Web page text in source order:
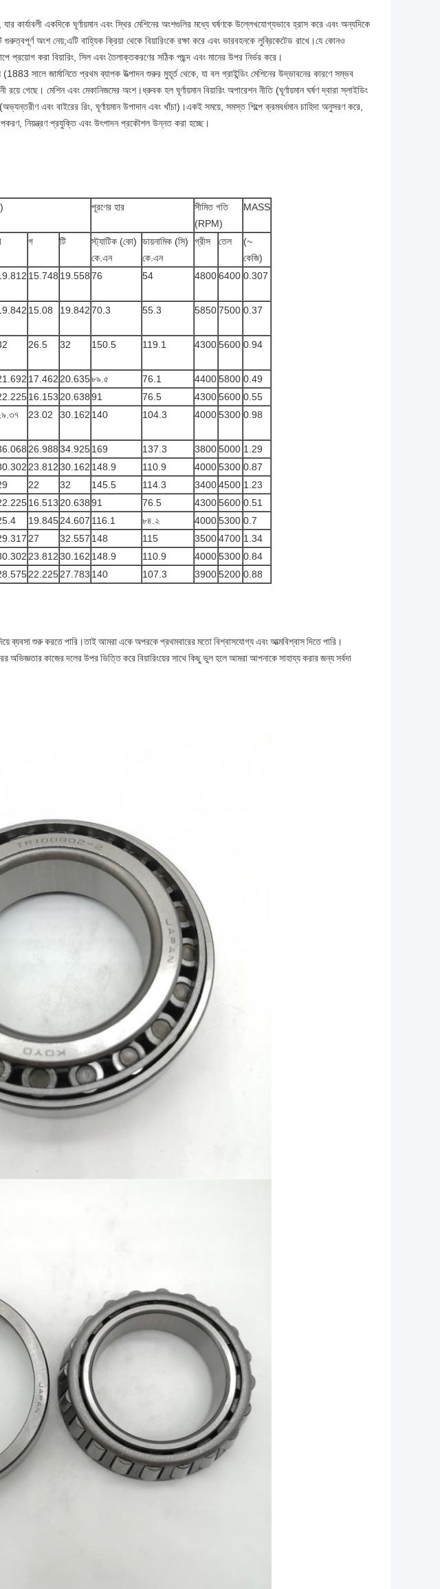
কার্যাবলী একদিকে ঘূর্ণায়মান এবং স্থির মেশিনের অংশগুলির মধ্যে ঘর্ষণকে উল্লেখযোগ্যভাবে হ্রাস করে এবং অন্যদিকে
অংশ নেয়;এটি বাহ্যিক ক্রিয়া থেকে বিয়ারিংকে রক্ষা করে এবং ভারবহনকে লুব্রিকেটেড রাখে।যে কোনও
প্রয়োগ করা বিয়ারিং, সিল এবং তৈলাক্তকরণের সঠিক পছন্দ এবং মানের উপর নির্ভর করে।
সালে জার্মানিতে প্রথম ব্যাপক উত্পাদন শুরুর মুহূর্ত থেকে, যা বল গ্রাইন্ডিং মেশিনের উদ্ভাবনের কারণে সম্ভব
গেছে। মেশিন এবং মেকানিজমের অংশ।ধ্রুবক হল ঘূর্ণায়মান বিয়ারিং অপারেশন নীতি (ঘূর্ণায়মান ঘর্ষণ দ্বারা স্লাইডিং
এবং বাইরের রিং, ঘূর্ণায়মান উপাদান এবং খাঁচা)।একই সময়ে, সমস্ত শিল্পে ক্রমবর্ধমান চাহিদা অনুসরণ করে,
উপকরণ, নিয়ন্ত্রণ প্রযুক্তি এবং উৎপাদন প্রকৌশল উন্নত করা হচ্ছে।
পূরণের হার
সীমিত গতি
(RPM)
MASS
গ টি
স্ট্যাটিক (কো)
কে.এন
ডায়নামিক (সি)
কে.এন
গ্রীস তেল
(~
কেজি)
15.748 19.55876 54 48006400 0.307
15.08 19.84270.3 55.3 58507500 0.37
26.5 32 150.5 119.1 43005600 0.94
17.46220.635৮৯.৫ 76.1 44005800 0.49
16.15320.63891 76.5 43005600 0.55
23.02 30.162 140 104.3 40005300 0.98
26.98834.925169 137.3 38005000 1.29
23.81230.162 148.9 110.9 40005300 0.87
22 32 145.5 114.3 34004500 1.23
16.51320.63891 76.5 43005600 0.51
19.84524.607 116.1 ৮৪.২ 40005300 0.7
27 32.557 148 115 35004700 1.34
23.81230.162 148.9 110.9 40005300 0.84
22.22527.783 140 107.3 39005200 0.88
ব্যবসা শুরু করতে পারি।তাই আমরা একে অপরকে প্রথমবারের মতো বিশ্বাসযোগ্য এবং আত্মবিশ্বাস দিতে পারি।
কাজের দলের উপর ভিত্তি করে বিয়ারিংয়ের সাথে কিছু ভুল হলে আমরা আপনাকে সাহায্য করার জন্য সর্বদা